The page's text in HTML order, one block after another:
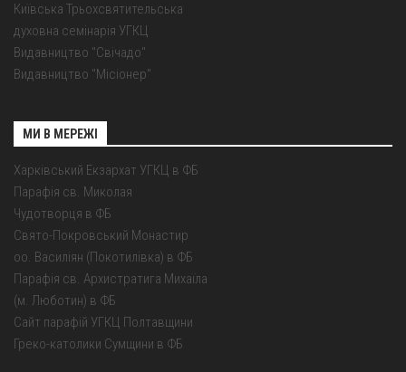
Київська Трьохсвятительська
духовна семінарія УГКЦ
Видавництво "Свічадо"
Видавництво "Місіонер"
МИ В МЕРЕЖІ
Харківський Екзархат УГКЦ в ФБ
Парафія св. Миколая
Чудотворця в ФБ
Свято-Покровський Монастир
оо. Василіян (Покотилівка) в ФБ
Парафія св. Архистратига Михаїла
(м. Люботин) в ФБ
Сайт парафій УГКЦ Полтавщини
Греко-католики Сумщини в ФБ